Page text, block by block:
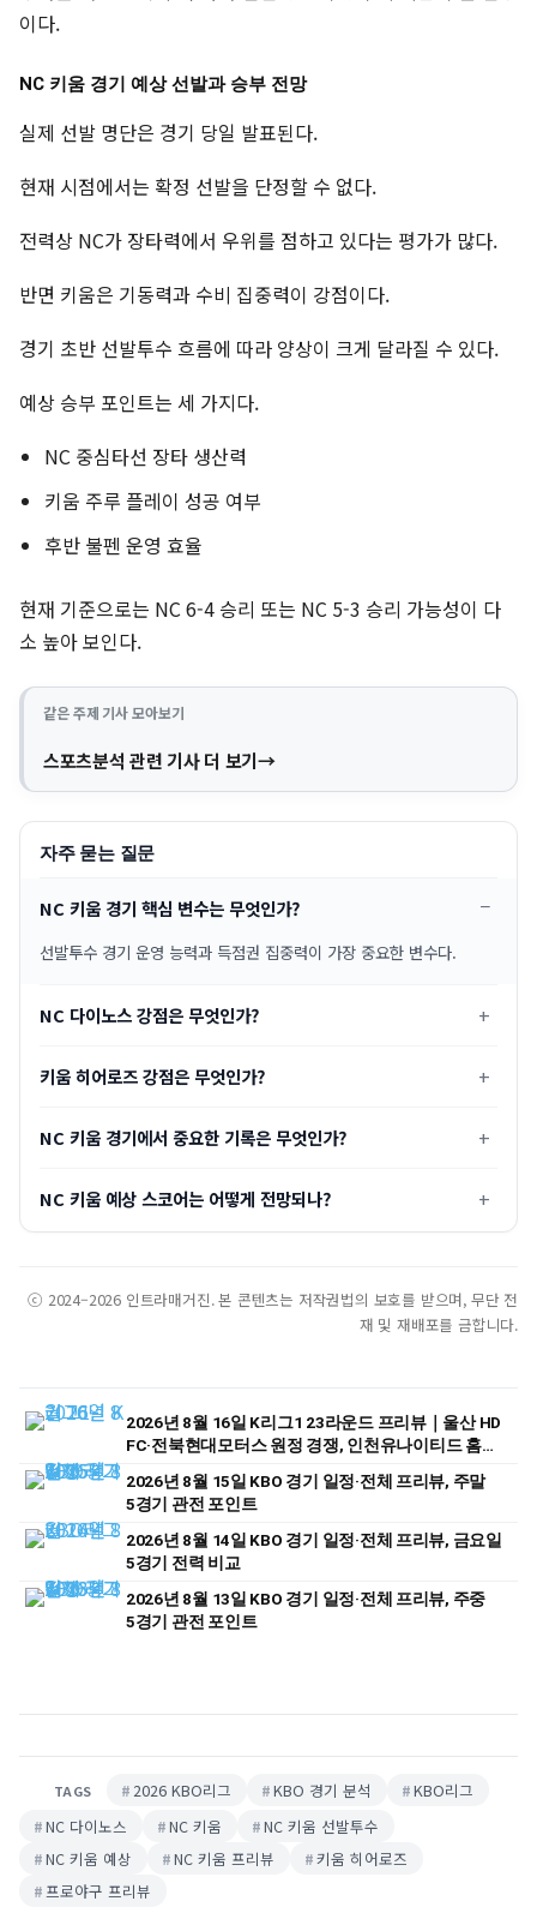
이다.
NC 키움 경기 예상 선발과 승부 전망
실제 선발 명단은 경기 당일 발표된다.
현재 시점에서는 확정 선발을 단정할 수 없다.
전력상 NC가 장타력에서 우위를 점하고 있다는 평가가 많다.
반면 키움은 기동력과 수비 집중력이 강점이다.
경기 초반 선발투수 흐름에 따라 양상이 크게 달라질 수 있다.
예상 승부 포인트는 세 가지다.
NC 중심타선 장타 생산력
키움 주루 플레이 성공 여부
후반 불펜 운영 효율
현재 기준으로는 NC 6-4 승리 또는 NC 5-3 승리 가능성이 다
소 높아 보인다.
같은 주제 기사 모아보기
스포츠분석 관련 기사 더 보기
자주 묻는 질문
NC 키움 경기 핵심 변수는 무엇인가?
선발투수 경기 운영 능력과 득점권 집중력이 가장 중요한 변수다.
NC 다이노스 강점은 무엇인가?
키움 히어로즈 강점은 무엇인가?
NC 키움 경기에서 중요한 기록은 무엇인가?
NC 키움 예상 스코어는 어떻게 전망되나?
ⓒ 2024–2026 인트라매거진. 본 콘텐츠는 저작권법의 보호를 받으며, 무단 전
재 및 재배포를 금합니다.
2026년 8월 16일 K리그1 23라운드 프리뷰｜울산 HD
FC·전북현대모터스 원정 경쟁, 인천유나이티드 홈
2026년 8월 15일 KBO 경기 일정·전체 프리뷰, 주말
5경기 관전 포인트
2026년 8월 14일 KBO 경기 일정·전체 프리뷰, 금요일
5경기 전력 비교
2026년 8월 13일 KBO 경기 일정·전체 프리뷰, 주중
5경기 관전 포인트
TAGS 2026 KBO리그 KBO 경기 분석
KBO리그
NC 다이노스
NC 키움
NC 키움 선발투수
NC 키움 예상
NC 키움 프리뷰
키움 히어로즈
프로야구 프리뷰